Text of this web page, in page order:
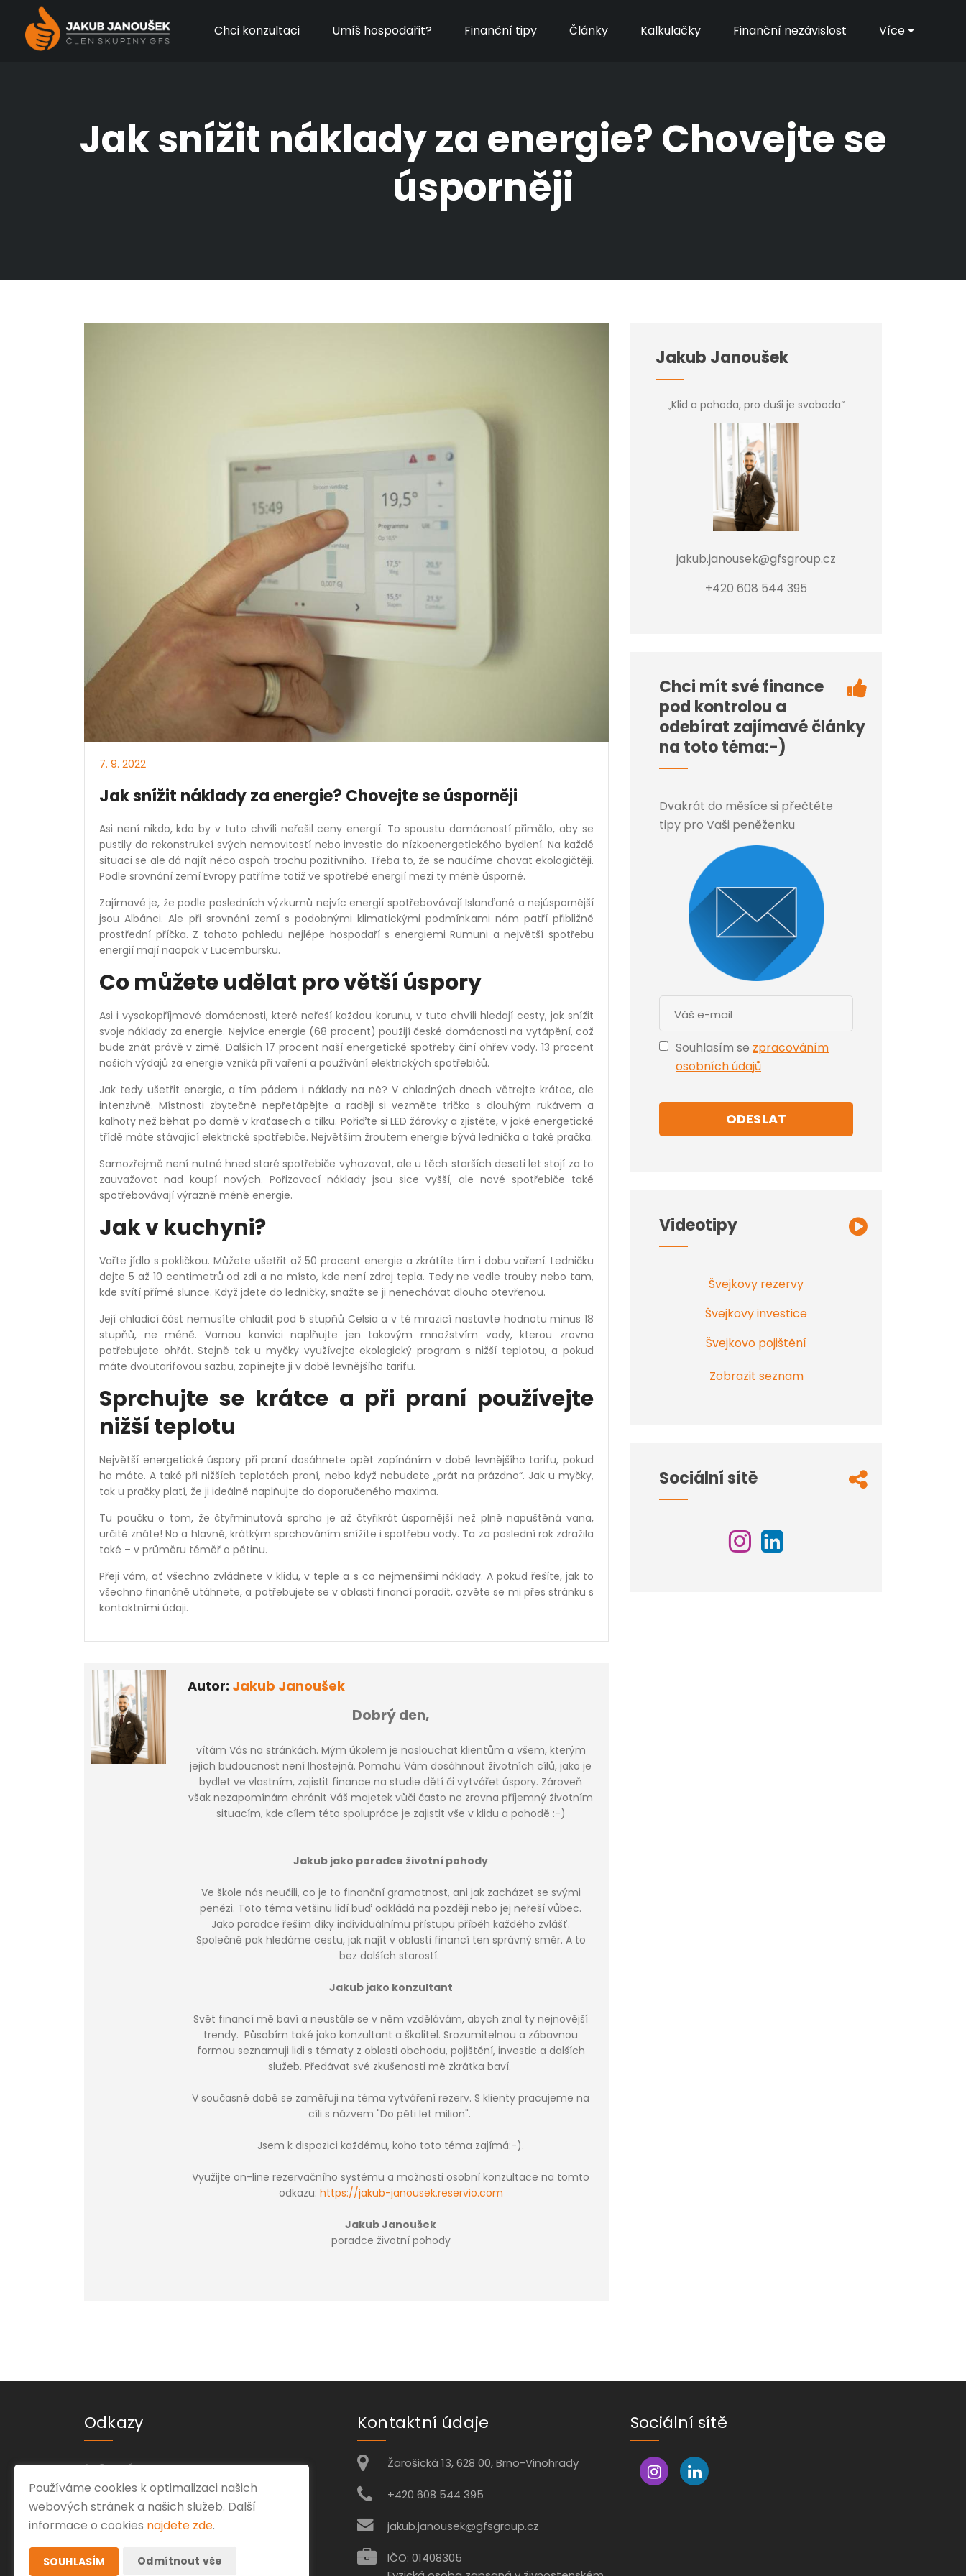
Chci konzultaci Umíš hospodařit? Finanční tipy Články Kalkulačky Finanční nezávislost Více
Jak snížit náklady za energie? Chovejte se
úsporněji
7. 9. 2022
Jak snížit náklady za energie? Chovejte se úsporněji
Asi není nikdo, kdo by v tuto chvíli neřešil ceny energií. To spoustu domácností přimělo, aby se
pustily do rekonstrukcí svých nemovitostí nebo investic do nízkoenergetického bydlení. Na každé
situaci se ale dá najít něco aspoň trochu pozitivního. Třeba to, že se naučíme chovat ekologičtěji.
Podle srovnání zemí Evropy patříme totiž ve spotřebě energií mezi ty méně úsporné.
Zajímavé je, že podle posledních výzkumů nejvíc energií spotřebovávají Islanďané a nejúspornější
jsou Albánci. Ale při srovnání zemí s podobnými klimatickými podmínkami nám patří přibližně
prostřední příčka. Z tohoto pohledu nejlépe hospodaří s energiemi Rumuni a největší spotřebu
energií mají naopak v Lucembursku.
Co můžete udělat pro větší úspory
Asi i vysokopříjmové domácnosti, které neřeší každou korunu, v tuto chvíli hledají cesty, jak snížit
svoje náklady za energie. Nejvíce energie (68 procent) použijí české domácnosti na vytápění, což
bude znát právě v zimě. Dalších 17 procent naší energetické spotřeby činí ohřev vody. 13 procent
našich výdajů za energie vzniká při vaření a používání elektrických spotřebičů.
Jak tedy ušetřit energie, a tím pádem i náklady na ně? V chladných dnech větrejte krátce, ale
intenzivně. Místnosti zbytečně nepřetápějte a raději si vezměte tričko s dlouhým rukávem a
kalhoty než běhat po domě v kraťasech a tílku. Pořiďte si LED žárovky a zjistěte, v jaké energetické
třídě máte stávající elektrické spotřebiče. Největším žroutem energie bývá lednička a také pračka.
Samozřejmě není nutné hned staré spotřebiče vyhazovat, ale u těch starších deseti let stojí za to
zauvažovat nad koupí nových. Pořizovací náklady jsou sice vyšší, ale nové spotřebiče také
spotřebovávají výrazně méně energie.
Jak v kuchyni?
Vařte jídlo s pokličkou. Můžete ušetřit až 50 procent energie a zkrátíte tím i dobu vaření. Ledničku
dejte 5 až 10 centimetrů od zdi a na místo, kde není zdroj tepla. Tedy ne vedle trouby nebo tam,
kde svítí přímé slunce. Když jdete do ledničky, snažte se ji nenechávat dlouho otevřenou.
Její chladicí část nemusíte chladit pod 5 stupňů Celsia a v té mrazicí nastavte hodnotu minus 18
stupňů, ne méně. Varnou konvici naplňujte jen takovým množstvím vody, kterou zrovna
potřebujete ohřát. Stejně tak u myčky využívejte ekologický program s nižší teplotou, a pokud
máte dvoutarifovou sazbu, zapínejte ji v době levnějšího tarifu.
Sprchujte se krátce a při praní používejte
nižší teplotu
Největší energetické úspory při praní dosáhnete opět zapínáním v době levnějšího tarifu, pokud
ho máte. A také při nižších teplotách praní, nebo když nebudete „prát na prázdno“. Jak u myčky,
tak u pračky platí, že ji ideálně naplňujte do doporučeného maxima.
Tu poučku o tom, že čtyřminutová sprcha je až čtyřikrát úspornější než plně napuštěná vana,
určitě znáte! No a hlavně, krátkým sprchováním snížíte i spotřebu vody. Ta za poslední rok zdražila
také – v průměru téměř o pětinu.
Přeji vám, ať všechno zvládnete v klidu, v teple a s co nejmenšími náklady. A pokud řešíte, jak to
všechno finančně utáhnete, a potřebujete se v oblasti financí poradit, ozvěte se mi přes stránku s
kontaktními údaji.
Autor: Jakub Janoušek
Dobrý den,
vítám Vás na stránkách. Mým úkolem je naslouchat klientům a všem, kterým
jejich budoucnost není lhostejná. Pomohu Vám dosáhnout životních cílů, jako je
bydlet ve vlastním, zajistit finance na studie dětí či vytvářet úspory. Zároveň
však nezapomínám chránit Váš majetek vůči často ne zrovna příjemný životním
situacím, kde cílem této spolupráce je zajistit vše v klidu a pohodě :-)
Jakub jako poradce životní pohody
Ve škole nás neučili, co je to finanční gramotnost, ani jak zacházet se svými
penězi. Toto téma většinu lidí buď odkládá na později nebo jej neřeší vůbec.
Jako poradce řeším díky individuálnímu přístupu příběh každého zvlášť.
Společně pak hledáme cestu, jak najít v oblasti financí ten správný směr. A to
bez dalších starostí.
Jakub jako konzultant
Svět financí mě baví a neustále se v něm vzdělávám, abych znal ty nejnovější
trendy. Působím také jako konzultant a školitel. Srozumitelnou a zábavnou
formou seznamuji lidi s tématy z oblasti obchodu, pojištění, investic a dalších
služeb. Předávat své zkušenosti mě zkrátka baví.
V současné době se zaměřuji na téma vytváření rezerv. S klienty pracujeme na
cíli s názvem "Do pěti let milion".
Jsem k dispozici každému, koho toto téma zajímá:-).
Využijte on-line rezervačního systému a možnosti osobní konzultace na tomto
odkazu: https://jakub-janousek.reservio.com
Jakub Janoušek
poradce životní pohody
Jakub Janoušek
„Klid a pohoda, pro duši je svoboda“
jakub.janousek@gfsgroup.cz
+420 608 544 395
Chci mít své finance
pod kontrolou a
odebírat zajímavé články
na toto téma:-)
Dvakrát do měsíce si přečtěte
tipy pro Vaši peněženku
Souhlasím se zpracováním
osobních údajů
ODESLAT
Videotipy
Švejkovy rezervy
Švejkovy investice
Švejkovo pojištění
Zobrazit seznam
Sociální sítě
Odkazy
O mně
Kontakt
Ochrana osobních údajů
Kontaktní údaje
Žarošická 13, 628 00, Brno-Vinohrady
+420 608 544 395
jakub.janousek@gfsgroup.cz
IČO: 01408305
Sociální sítě
Používáme cookies k optimalizaci našich
webových stránek a našich služeb. Další
informace o cookies najdete zde.
SOUHLASÍM Odmítnout vše